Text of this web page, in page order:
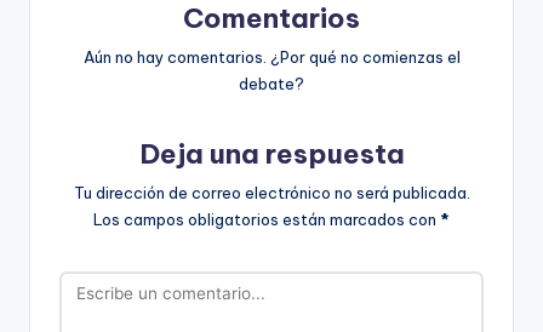
Comentarios
Aún no hay comentarios. ¿Por qué no comienzas el
debate?
Deja una respuesta
Tu dirección de correo electrónico no será publicada.
Los campos obligatorios están marcados con *